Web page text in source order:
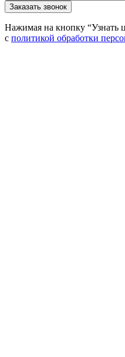
Нажимая на кнопку “Узнать
с политикой обработки